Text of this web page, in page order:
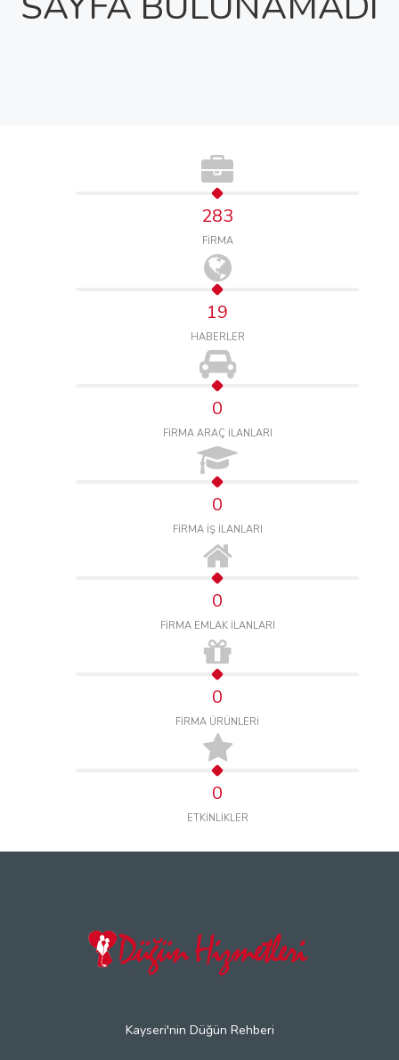
283
FİRMA
19
HABERLER
0
FİRMA ARAÇ İLANLARI
0
FİRMA İŞ İLANLARI
0
FİRMA EMLAK İLANLARI
0
FİRMA ÜRÜNLERİ
0
ETKİNLİKLER
Kayseri'nin Düğün Rehberi